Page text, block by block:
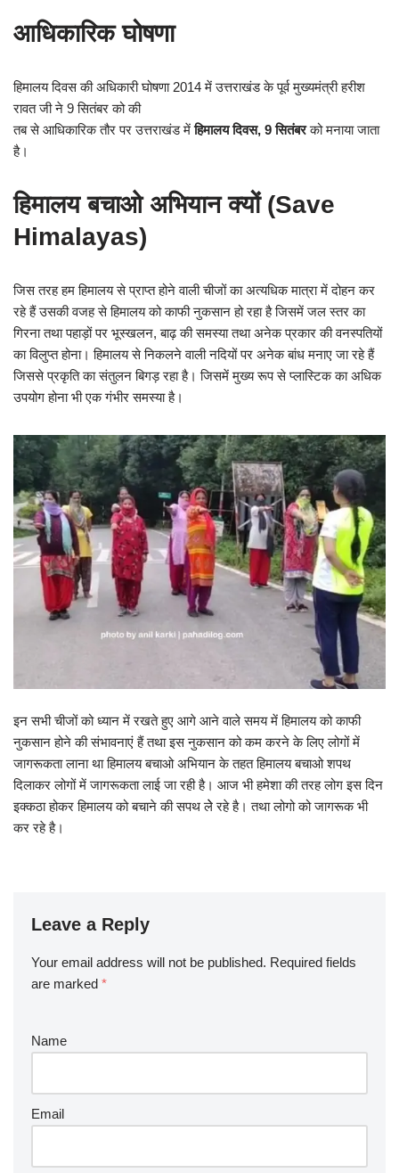
आधिकारिक घोषणा
हिमालय दिवस की अधिकारी घोषणा 2014 में उत्तराखंड के पूर्व मुख्यमंत्री हरीश
रावत जी ने 9 सितंबर को की
तब से आधिकारिक तौर पर उत्तराखंड मेंहिमालय दिवस, 9 सितंबरको मनाया जाता
है।
हिमालय बचाओ अभियान क्यों (Save
Himalayas)
जिस तरह हम हिमालय से प्राप्त होने वाली चीजों का अत्यधिक मात्रा में दोहन कर
रहे हैं उसकी वजह से हिमालय को काफी नुकसान हो रहा है जिसमें जल स्तर का
गिरना तथा पहाड़ों पर भूस्खलन, बाढ़ की समस्या तथा अनेक प्रकार की वनस्पतियों
का विलुप्त होना। हिमालय से निकलने वाली नदियों पर अनेक बांध मनाए जा रहे हैं
जिससे प्रकृति का संतुलन बिगड़ रहा है। जिसमें मुख्य रूप से प्लास्टिक का अधिक
उपयोग होना भी एक गंभीर समस्या है।
इन सभी चीजों को ध्यान में रखते हुए आगे आने वाले समय में हिमालय को काफी
नुकसान होने की संभावनाएं हैं तथा इस नुकसान को कम करने के लिए लोगों में
जागरूकता लाना था हिमालय बचाओ अभियान के तहत हिमालय बचाओ शपथ
दिलाकर लोगों में जागरूकता लाई जा रही है। आज भी हमेशा की तरह लोग इस दिन
इक्कठा होकर हिमालय को बचाने की सपथ लेे रहे है। तथा लोगो को जागरूक भी
कर रहे है।
Leave a Reply
Your email address will not be published. Required fields
are marked *
Name
Email